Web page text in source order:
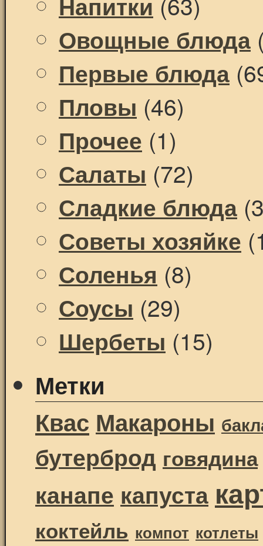
Овощные блюда
Первые блюда
Пловы (46)
Прочее (1)
Салаты (72)
Сладкие блюда
Советы хозяйке
Соленья (8)
Соусы (29)
Шербеты (15)
Метки
Квас Макароны
бутерброд говядина
канапе капуста
коктейль компот котлеты